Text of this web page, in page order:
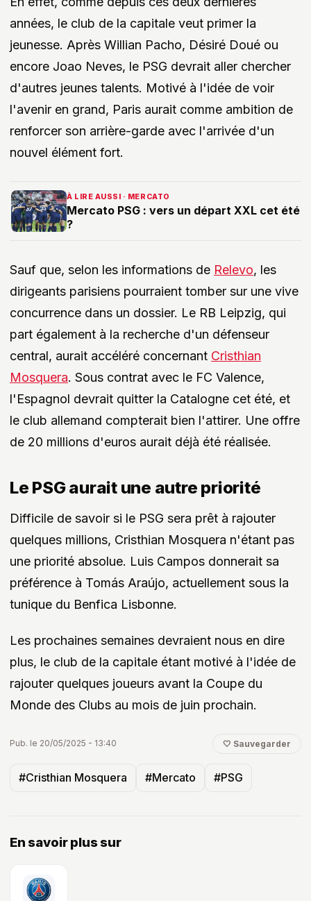
années, le club de la capitale veut primer la
jeunesse. Après Willian Pacho, Désiré Doué ou
encore Joao Neves, le PSG devrait aller chercher
d'autres jeunes talents. Motivé à l'idée de voir
l'avenir en grand, Paris aurait comme ambition de
renforcer son arrière-garde avec l'arrivée d'un
nouvel élément fort.
À LIRE AUSSI · MERCATO
Mercato PSG : vers un départ XXL cet été
?
Sauf que, selon les informations de Relevo, les
dirigeants parisiens pourraient tomber sur une vive
concurrence dans un dossier. Le RB Leipzig, qui
part également à la recherche d'un défenseur
central, aurait accéléré concernant Cristhian
Mosquera. Sous contrat avec le FC Valence,
l'Espagnol devrait quitter la Catalogne cet été, et
le club allemand compterait bien l'attirer. Une offre
de 20 millions d'euros aurait déjà été réalisée.
Le PSG aurait une autre priorité
Difficile de savoir si le PSG sera prêt à rajouter
quelques millions, Cristhian Mosquera n'étant pas
une priorité absolue. Luis Campos donnerait sa
préférence à Tomás Araújo, actuellement sous la
tunique du Benfica Lisbonne.
Les prochaines semaines devraient nous en dire
plus, le club de la capitale étant motivé à l'idée de
rajouter quelques joueurs avant la Coupe du
Monde des Clubs au mois de juin prochain.
Pub. le 20/05/2025 - 13:40 🤍 Sauvegarder
#Cristhian Mosquera #Mercato #PSG
En savoir plus sur